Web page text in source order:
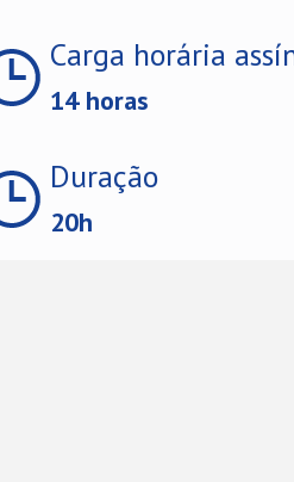
Carga horária
14 horas
Duração
20h